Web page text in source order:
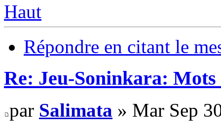
Haut
Répondre en citant le
Re: Jeu-Soninkara:
par Salimata » Mar Sep